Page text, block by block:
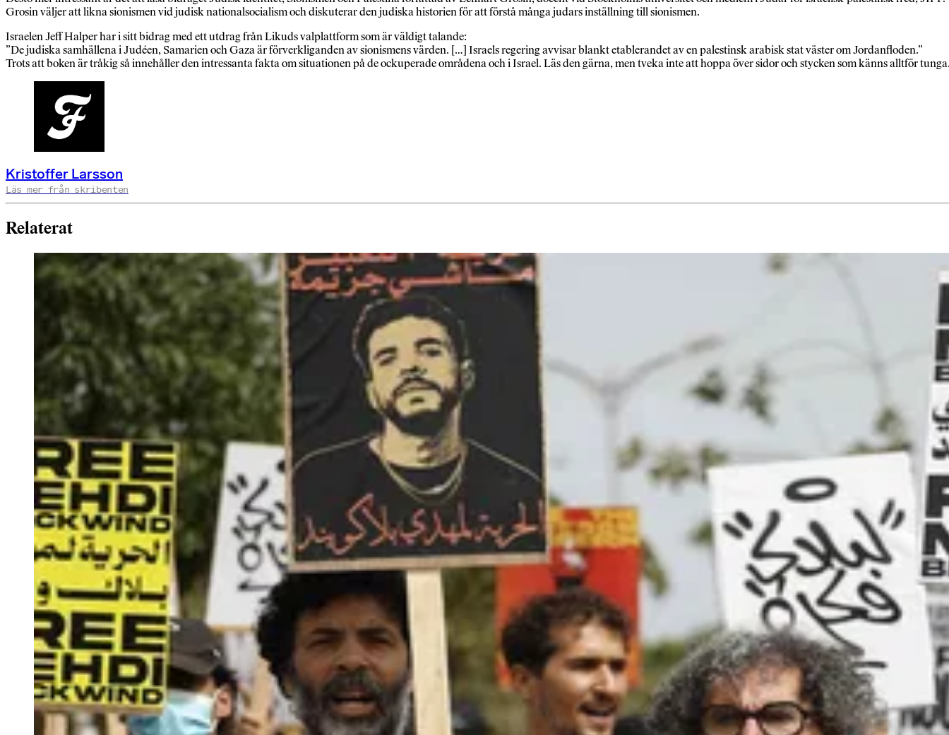
Grosin väljer att likna sionismen vid judisk nationalsocialism och diskuterar den judiska historien för att förstå många judars inställning till sionismen.
Israelen Jeff Halper har i sitt bidrag med ett utdrag från Likuds valplattform som är väldigt talande:
”De judiska samhällena i Judéen, Samarien och Gaza är förverkliganden av sionismens värden. […] Israels regering avvisar blankt etablerandet av en palestinsk arabisk stat väster om Jordanfloden.”
Trots att boken är tråkig så innehåller den intressanta fakta om situationen på de ockuperade områdena och i Israel. Läs den gärna, men tveka inte att hoppa över sidor och stycken som känns alltför
Kristoffer Larsson
Läs mer från skribenten
Relaterat